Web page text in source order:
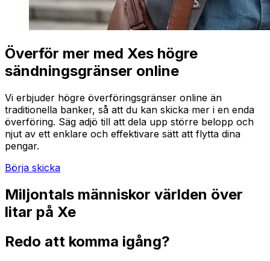
Överför mer med Xes högre
sändningsgränser online
Vi erbjuder högre överföringsgränser online än
traditionella banker, så att du kan skicka mer i en enda
överföring. Säg adjö till att dela upp större belopp och
njut av ett enklare och effektivare sätt att flytta dina
pengar.
Börja skicka
Miljontals människor världen över
litar på Xe
Redo att komma igång?